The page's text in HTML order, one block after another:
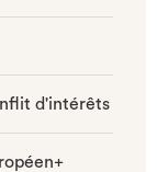
d'intérêts